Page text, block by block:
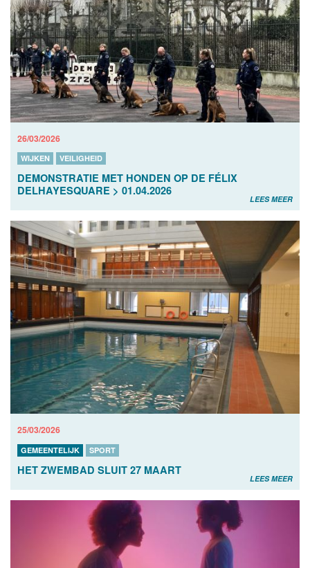
26/03/2026
WIJKEN VEILIGHEID
DEMONSTRATIE MET HONDEN OP DE FÉLIX
DELHAYESQUARE > 01.04.2026
LEES MEER
25/03/2026
GEMEENTELIJK SPORT
HET ZWEMBAD SLUIT 27 MAART
LEES MEER